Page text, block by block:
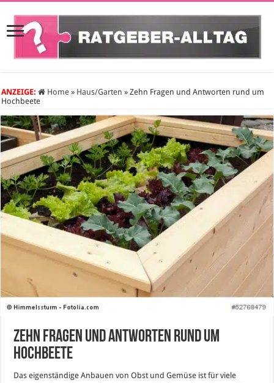
ANZEIGE: Home » Haus/Garten » Zehn Fragen und Antworten rund um
Hochbeete
Zehn Fragen und Antworten rund um
Hochbeete
Das eigenständige Anbauen von Obst und Gemüse ist für viele